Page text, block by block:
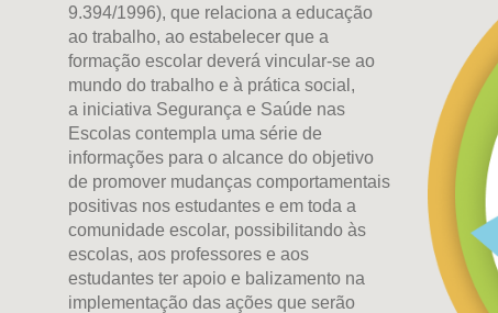
9.394/1996), que relaciona a educação
ao trabalho, ao estabelecer que a
formação escolar deverá vincular-se ao
mundo do trabalho e à prática social,
a iniciativa Segurança e Saúde nas
Escolas contempla uma série de
informações para o alcance do objetivo
de promover mudanças comportamentais
positivas nos estudantes e em toda a
comunidade escolar, possibilitando às
escolas, aos professores e aos
estudantes ter apoio e balizamento na
implementação das ações que serão